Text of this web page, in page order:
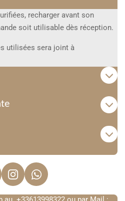
recharger avant son
soit utilisable dès réception.
utilisées sera joint à
I
W